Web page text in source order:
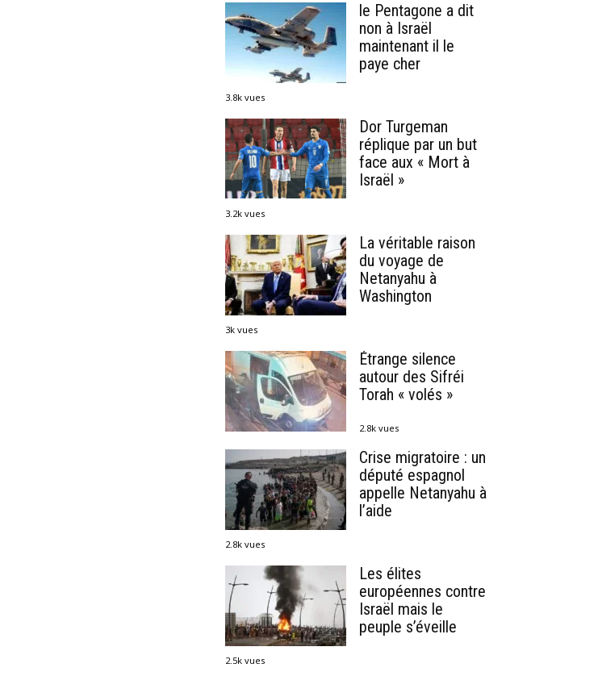
le Pentagone a dit
non à Israël
maintenant il le
paye cher
3.8k vues
Dor Turgeman
réplique par un but
face aux « Mort à
Israël »
3.2k vues
La véritable raison
du voyage de
Netanyahu à
Washington
3k vues
Étrange silence
autour des Sifréi
Torah « volés »
2.8k vues
Crise migratoire : un
député espagnol
appelle Netanyahu à
l’aide
2.8k vues
Les élites
européennes contre
Israël mais le
peuple s’éveille
2.5k vues